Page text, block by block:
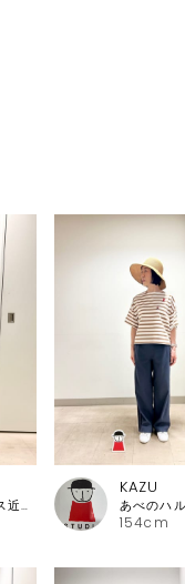
あべのハルカス近鉄本店 ピッコーネ
154cm
KAZU